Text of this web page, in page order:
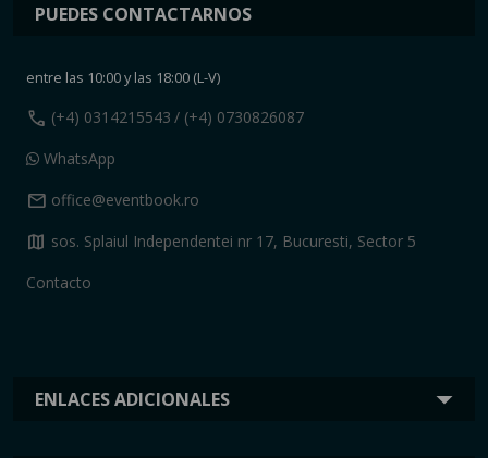
ENLACES ADICIONALES
PUEDES CONTACTARNOS
entre las 10:00 y las 18:00 (L-V)
call (+4) 0314215543 / (+4) 0730826087
WhatsApp
mail office@eventbook.ro
map sos. Splaiul Independentei nr 17, Bucuresti, Sector 5
Contacto